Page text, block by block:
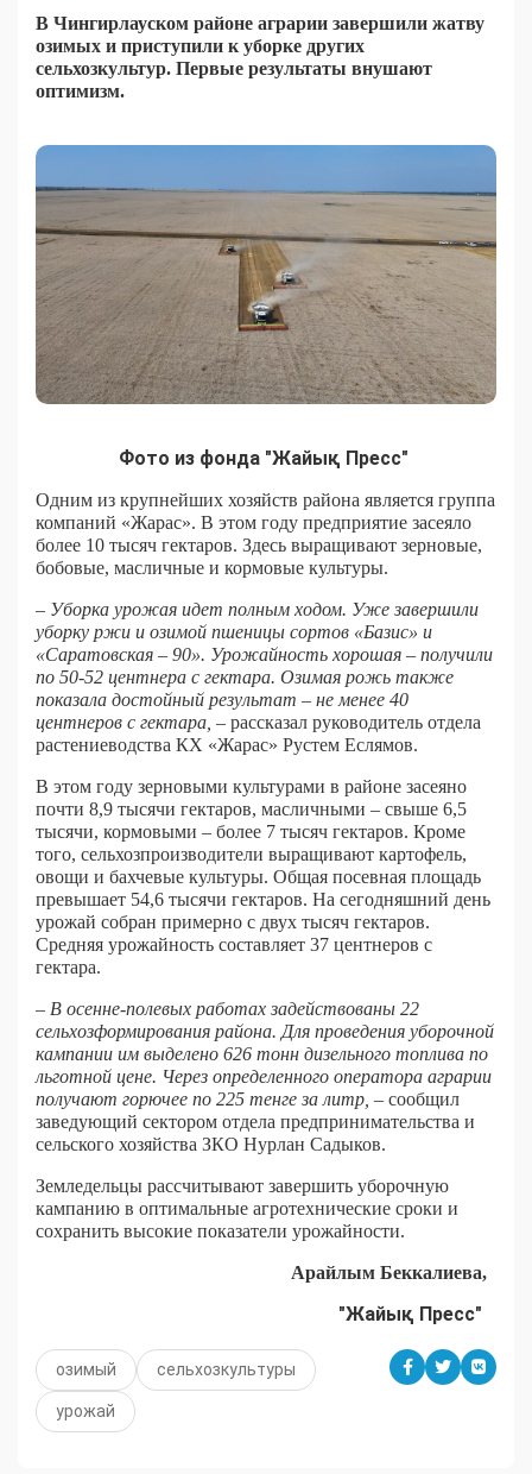
В Чингирлауском районе аграрии завершили жатву
озимых и приступили к уборке других
сельхозкультур. Первые результаты внушают
оптимизм.
Фото из фонда "Жайық Пресс"
Одним из крупнейших хозяйств района является группа
компаний «Жарас». В этом году предприятие засеяло
более 10 тысяч гектаров. Здесь выращивают зерновые,
бобовые, масличные и кормовые культуры.
– Уборка урожая идет полным ходом. Уже завершили
уборку ржи и озимой пшеницы сортов «Базис» и
«Саратовская – 90». Урожайность хорошая – получили
по 50-52 центнера с гектара. Озимая рожь также
показала достойный результат – не менее 40
центнеров с гектара, – рассказал руководитель отдела
растениеводства КХ «Жарас» Рустем Еслямов.
В этом году зерновыми культурами в районе засеяно
почти 8,9 тысячи гектаров, масличными – свыше 6,5
тысячи, кормовыми – более 7 тысяч гектаров. Кроме
того, сельхозпроизводители выращивают картофель,
овощи и бахчевые культуры. Общая посевная площадь
превышает 54,6 тысячи гектаров. На сегодняшний день
урожай собран примерно с двух тысяч гектаров.
Средняя урожайность составляет 37 центнеров с
гектара.
– В осенне-полевых работах задействованы 22
сельхозформирования района. Для проведения уборочной
кампании им выделено 626 тонн дизельного топлива по
льготной цене. Через определенного оператора аграрии
получают горючее по 225 тенге за литр, – сообщил
заведующий сектором отдела предпринимательства и
сельского хозяйства ЗКО Нурлан Садыков.
Земледельцы рассчитывают завершить уборочную
кампанию в оптимальные агротехнические сроки и
сохранить высокие показатели урожайности.
Арайлым Беккалиева,
"Жайық Пресс"
озимый сельхозкультуры
урожай